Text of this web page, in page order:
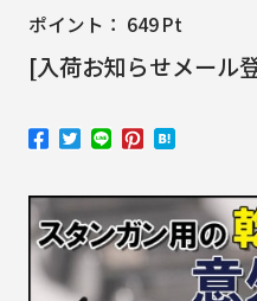
ポイント： 649Pt
[入荷お知らせメール